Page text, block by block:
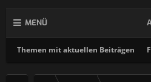
MENÜ
Themen mit aktuellen Beiträgen